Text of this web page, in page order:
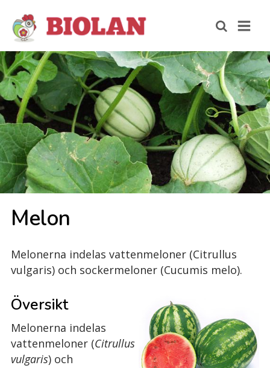
Me­lon
Melonerna indelas vattenmeloner (Citrullus
vulgaris) och sockermeloner (Cucumis melo).
Översikt
Melonerna indelas
vattenmeloner (Citrullus
vulgaris) och